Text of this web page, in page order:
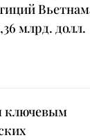
млрд. долл.
ключевым